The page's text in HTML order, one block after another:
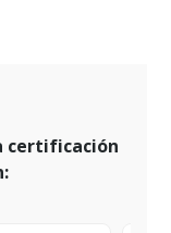
certificación